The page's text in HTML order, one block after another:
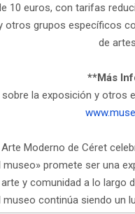
10 euros, con tarifas
otros grupos específicos
de
**Más
la exposición y otros
Moderno de Céret
promete ser una
y comunidad a lo largo
museo continúa siendo un